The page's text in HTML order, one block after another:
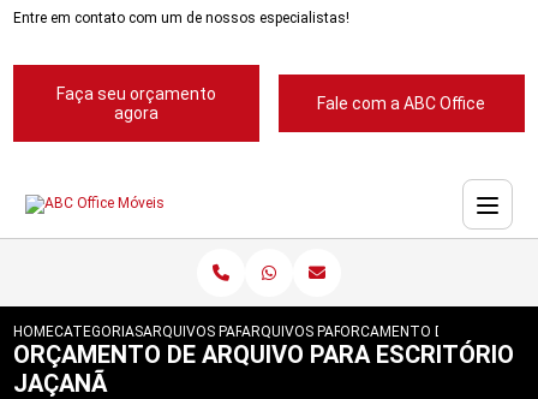
Entre em contato com um de nossos especialistas!
Faça seu orçamento
agora
Fale com a ABC Office
HOMECATEGORIASARQUIVOS PARA ESCRITORIOS
ARQUIVOS PARA ESCRITORIO
ORCAMENTO DE ARQUIVO
ORÇAMENTO DE ARQUIVO PARA ESCRITÓRIO
JAÇANÃ